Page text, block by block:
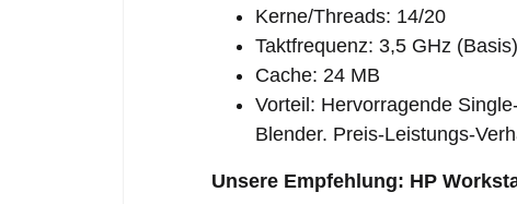
Kerne/Threads: 14/20
Taktfrequenz: 3,5 GHz
Cache: 24 MB
Vorteil: Hervorragende
Blender. Preis-Leistungs-
Unsere Empfehlung: HP